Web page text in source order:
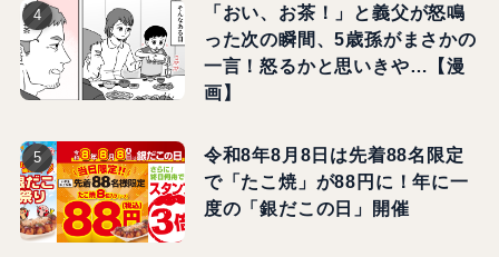
「おい、お茶！」と義父が怒鳴
った次の瞬間、5歳孫がまさかの
一言！怒るかと思いきや…【漫
画】
令和8年8月8日は先着88名限定
で「たこ焼」が88円に！年に一
度の「銀だこの日」開催